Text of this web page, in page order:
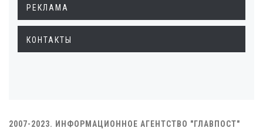
РЕКЛАМА
КОНТАКТЫ
2007-2023. ИНФОРМАЦИОННОЕ АГЕНТСТВО "ГЛАВПОСТ"